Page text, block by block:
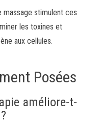
massage stimulent ces
les toxines et
aux cellules.
Posées
améliore-t-